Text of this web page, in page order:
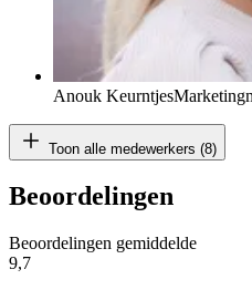
Anouk Keurntjes
Toon alle medewerkers (8)
Beoordelingen
Beoordelingen gemiddelde
9,7